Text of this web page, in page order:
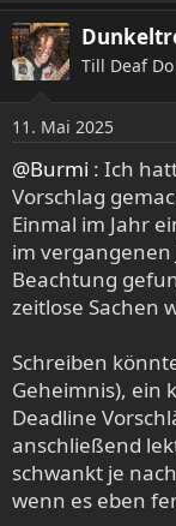
a
k
t
i
o
n
e
n
:
Till Deaf
11. Mai 2025
@Burmi : Ich
Vorschlag
Einmal im Jahr
im vergangenen
Beachtung
zeitlose Sachen
Schreiben
Geheimnis), ein
Deadline
anschließend
schwankt je
wenn es eben